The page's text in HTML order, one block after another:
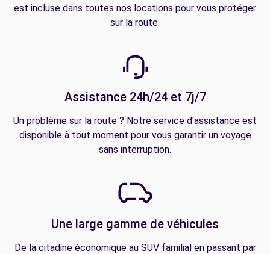
est incluse dans toutes nos locations pour vous protéger
sur la route.
Assistance 24h/24 et 7j/7
Un problème sur la route ? Notre service d'assistance est
disponible à tout moment pour vous garantir un voyage
sans interruption.
Une large gamme de véhicules
De la citadine économique au SUV familial en passant par